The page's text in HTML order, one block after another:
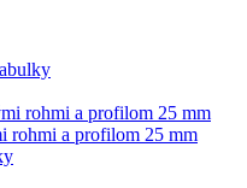
rohmi a profilom 25 mm
rohmi a profilom 25 mm